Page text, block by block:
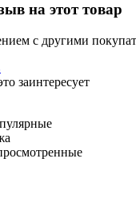
на этот товар
с другими
заинтересует